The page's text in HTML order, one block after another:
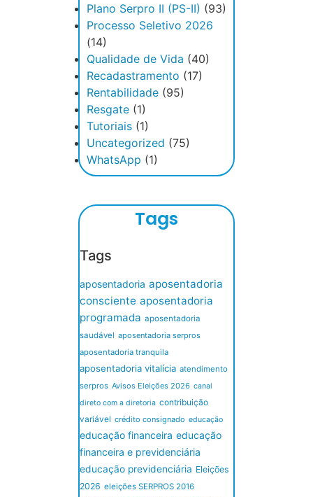
Plano Serpro II (PS-II) (93)
Processo Seletivo 2026
(14)
Qualidade de Vida (40)
Recadastramento (17)
Rentabilidade (95)
Resgate (1)
Tutoriais (1)
Uncategorized (75)
WhatsApp (1)
Tags
Tags
aposentadoria aposentadoria
consciente aposentadoria
programada aposentadoria
saudável aposentadoria serpros
aposentadoria tranquila
aposentadoria vitalícia atendimento
serpros Avisos Eleições 2026 canal
direto com a diretoria contribuição
variável crédito consignado educação
educação financeira educação
financeira e previdenciária
educação previdenciária Eleições
2026 eleições SERPROS 2016